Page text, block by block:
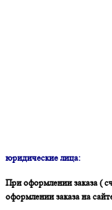
юридические лица:
При оформлении заказа (
оформлении заказа на